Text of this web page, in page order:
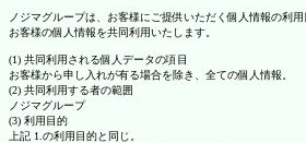
ノジマグループは、お客様にご提供いただく個人情報の利
お客様の個人情報を共同利用いたします。
(1) 共同利用される個人データの項目
お客様から申し入れが有る場合を除き、全ての個人情報。
(2) 共同利用する者の範囲
ノジマグループ
(3) 利用目的
上記 1.の利用目的と同じ。